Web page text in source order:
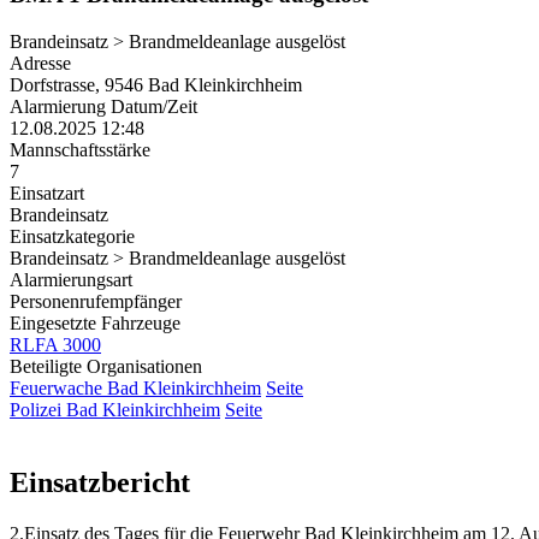
Brandeinsatz > Brandmeldeanlage ausgelöst
Adresse
Dorfstrasse, 9546 Bad Kleinkirchheim
Alarmierung Datum/Zeit
12.08.2025 12:48
Mannschaftsstärke
7
Einsatzart
Brandeinsatz
Einsatzkategorie
Brandeinsatz > Brandmeldeanlage ausgelöst
Alarmierungsart
Personenrufempfänger
Eingesetzte Fahrzeuge
RLFA 3000
Beteiligte Organisationen
Feuerwache Bad Kleinkirchheim Seite
Polizei Bad Kleinkirchheim Seite
Einsatzbericht
2.Einsatz des Tages für die Feuerwehr Bad Kleinkirchheim am 12.